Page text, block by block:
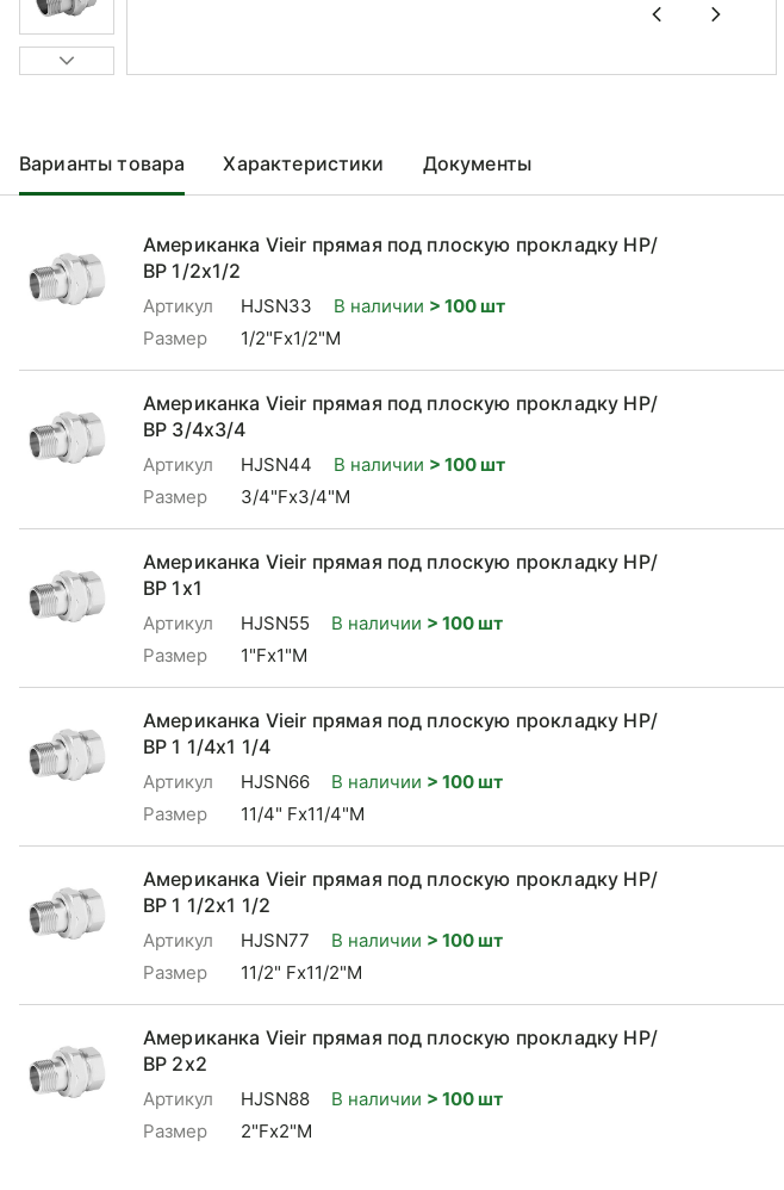
Варианты товара Характеристики Документы
Американка Vieir прямая под плоскую прокладку НР/
ВР 1/2x1/2
Артикул HJSN33 В наличии > 100 шт
Размер
1/2"Fx1/2"M
Американка Vieir прямая под плоскую прокладку НР/
ВР 3/4x3/4
Артикул HJSN44 В наличии > 100 шт
Размер
3/4"Fx3/4"M
Американка Vieir прямая под плоскую прокладку НР/
ВР 1x1
Артикул HJSN55 В наличии > 100 шт
Размер
1"Fx1"M
Американка Vieir прямая под плоскую прокладку НР/
ВР 1 1/4x1 1/4
Артикул HJSN66 В наличии > 100 шт
Размер
11/4" Fx11/4"M
Американка Vieir прямая под плоскую прокладку НР/
ВР 1 1/2x1 1/2
Артикул HJSN77 В наличии > 100 шт
Размер
11/2" Fx11/2"M
Американка Vieir прямая под плоскую прокладку НР/
ВР 2x2
Артикул HJSN88 В наличии > 100 шт
Размер
2"Fx2"M